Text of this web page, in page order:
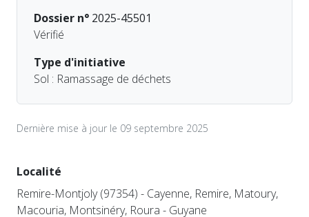
Dossier n° 2025-45501
Vérifié
Type d'initiative
Sol : Ramassage de déchets
Dernière mise à jour le 09 septembre 2025
Localité
Remire-Montjoly (97354) - Cayenne, Remire, Matoury,
Macouria, Montsinéry, Roura - Guyane